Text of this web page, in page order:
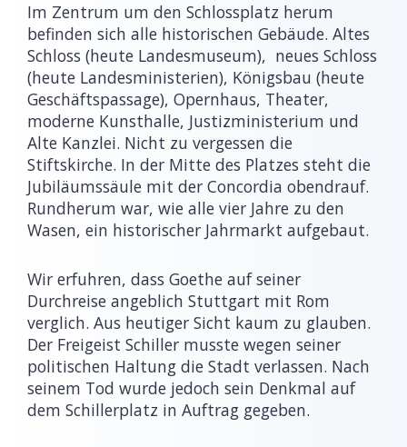
Im Zentrum um den Schlossplatz herum
befinden sich alle historischen Gebäude. Altes
Schloss (heute Landesmuseum), neues Schloss
(heute Landesministerien), Königsbau (heute
Geschäftspassage), Opernhaus, Theater,
moderne Kunsthalle, Justizministerium und
Alte Kanzlei. Nicht zu vergessen die
Stiftskirche. In der Mitte des Platzes steht die
Jubiläumssäule mit der Concordia obendrauf.
Rundherum war, wie alle vier Jahre zu den
Wasen, ein historischer Jahrmarkt aufgebaut.
Wir erfuhren, dass Goethe auf seiner
Durchreise angeblich Stuttgart mit Rom
verglich. Aus heutiger Sicht kaum zu glauben.
Der Freigeist Schiller musste wegen seiner
politischen Haltung die Stadt verlassen. Nach
seinem Tod wurde jedoch sein Denkmal auf
dem Schillerplatz in Auftrag gegeben.